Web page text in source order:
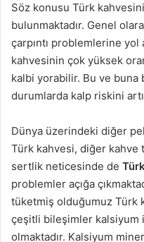
Söz konusu Türk
bulunmaktadır. Genel
çarpıntı problemlerine
kahvesinin çok yüksek
kalbi yorabilir. Bu ve
durumlarda kalp riskini
Dünya üzerindeki diğer
Türk kahvesi, diğer
sertlik neticesinde de
problemler açığa
tüketmiş olduğumuz Türk
çeşitli bileşimler kalsiyum
olmaktadır. Kalsiyum